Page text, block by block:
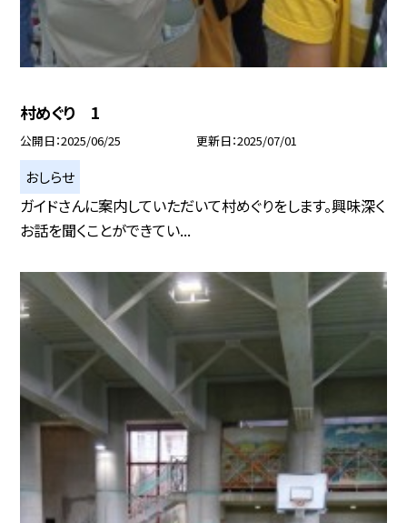
村めぐり 1
公開日 2025/06/25 更新日 2025/07/01
おしらせ
ガイドさんに案内していただいて村めぐりをします。興味深く
お話を聞くことができてい...